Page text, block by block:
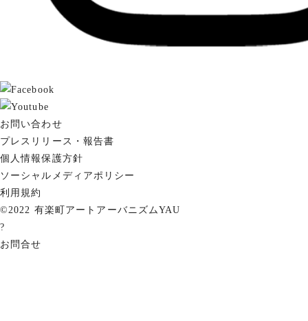
お問い合わせ
プレスリリース・報告書
個人情報保護方針
ソーシャルメディアポリシー
利用規約
©2022 有楽町アートアーバニズムYAU
?
お問合せ